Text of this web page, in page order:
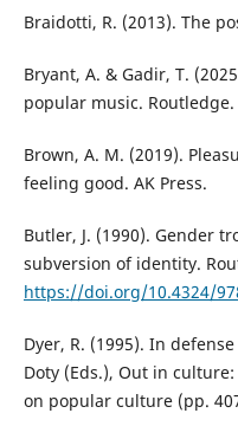
Braidotti, R. (2013). The
Bryant, A. & Gadir, T.
popular music. Routledge.
Brown, A. M. (2019).
feeling good. AK Press.
Butler, J. (1990). Gender
subversion of identity.
https://doi.org/10.4324/
Dyer, R. (1995). In
Doty (Eds.), Out in
on popular culture (pp.